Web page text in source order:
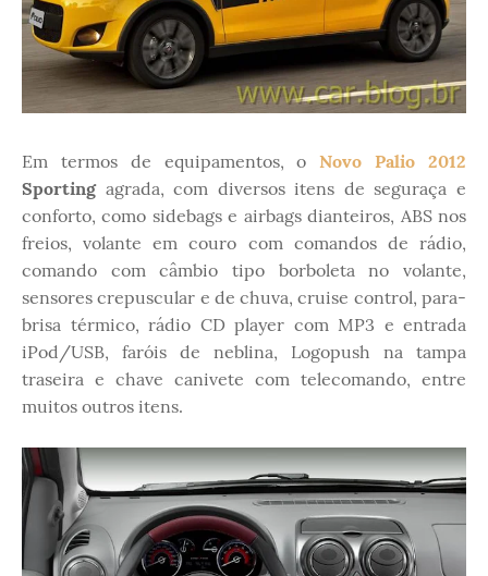
Em termos de equipamentos, oNovo Palio 2012
Sportingagrada, com diversos itens de seguraça e
conforto, como sidebags e airbags dianteiros, ABS nos
freios, volante em couro com comandos de rádio,
comando com câmbio tipo borboleta no volante,
sensores crepuscular e de chuva, cruise control, para-
brisa térmico, rádio CD player com MP3 e entrada
iPod/USB, faróis de neblina, Logopush na tampa
traseira e chave canivete com telecomando, entre
muitos outros itens.